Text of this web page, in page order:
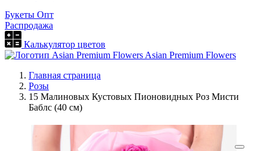
Букеты Опт
Распродажа
Калькулятор цветов
Asian Premium Flowers
Главная страница
Розы
15 Малиновых Кустовых Пионовидных Роз Мисти
Баблс (40 см)